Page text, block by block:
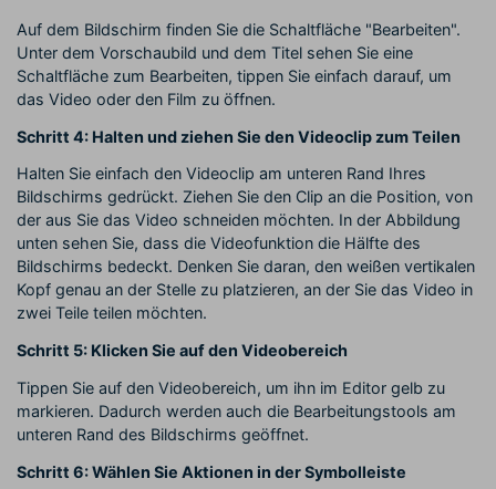
Auf dem Bildschirm finden Sie die Schaltfläche "Bearbeiten".
Unter dem Vorschaubild und dem Titel sehen Sie eine
Schaltfläche zum Bearbeiten, tippen Sie einfach darauf, um
das Video oder den Film zu öffnen.
Schritt 4: Halten und ziehen Sie den Videoclip zum Teilen
Halten Sie einfach den Videoclip am unteren Rand Ihres
Bildschirms gedrückt. Ziehen Sie den Clip an die Position, von
der aus Sie das Video schneiden möchten. In der Abbildung
unten sehen Sie, dass die Videofunktion die Hälfte des
Bildschirms bedeckt. Denken Sie daran, den weißen vertikalen
Kopf genau an der Stelle zu platzieren, an der Sie das Video in
zwei Teile teilen möchten.
Schritt 5: Klicken Sie auf den Videobereich
Tippen Sie auf den Videobereich, um ihn im Editor gelb zu
markieren. Dadurch werden auch die Bearbeitungstools am
unteren Rand des Bildschirms geöffnet.
Schritt 6: Wählen Sie Aktionen in der Symbolleiste